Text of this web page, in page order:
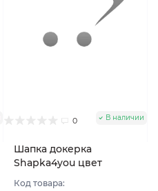
0 В наличии
Шапка докерка
Shapka4you цвет
Код товара: